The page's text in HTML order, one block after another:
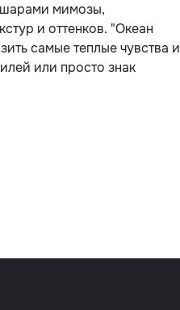
мимозы,
и оттенков. "Океан
самые теплые чувства и
или просто знак